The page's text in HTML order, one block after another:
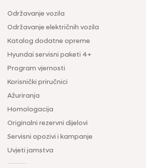
Održavanje vozila
Održavanje električnih vozila
Katalog dodatne opreme
Hyundai servisni paketi 4+
Program vjernosti
Korisnički priručnici
Ažuriranja
Homologacija
Originalni rezervni dijelovi
Servisni opozivi i kampanje
Uvjeti jamstva